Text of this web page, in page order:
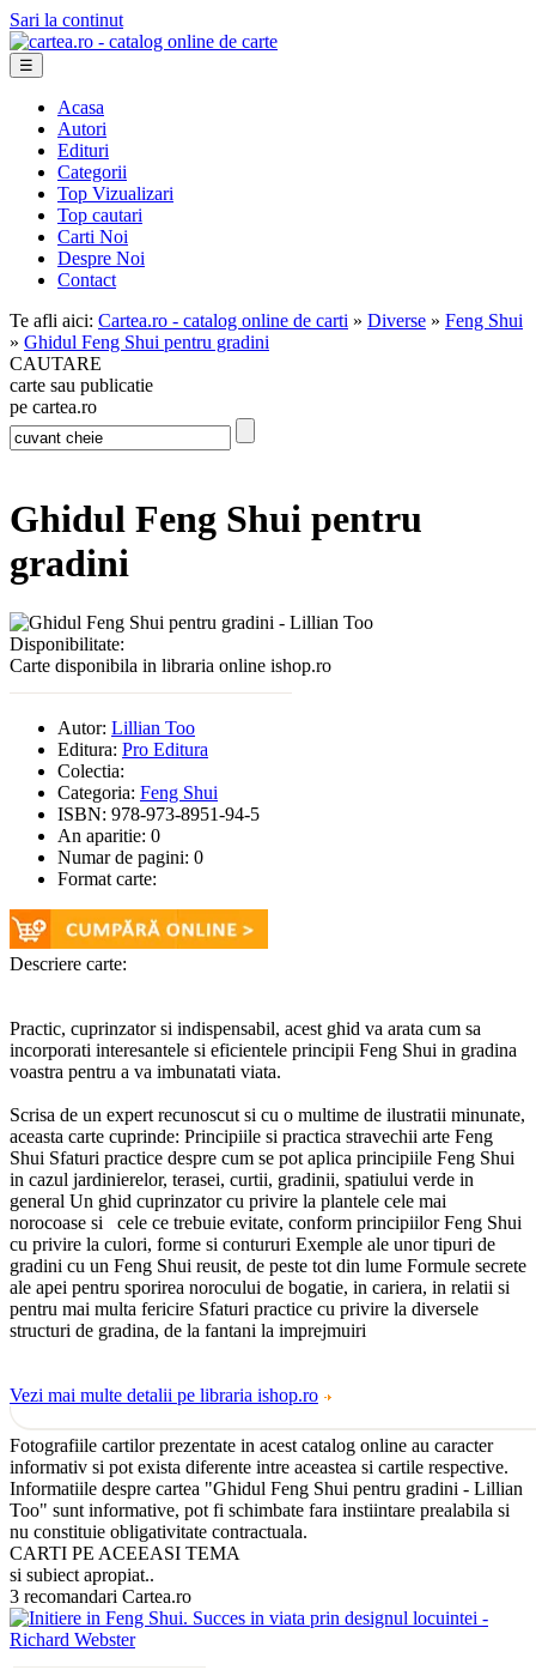
Sari la continut
☰
Acasa
Autori
Edituri
Categorii
Top Vizualizari
Top cautari
Carti Noi
Despre Noi
Contact
Te afli aici: Cartea.ro - catalog online de carti » Diverse » Feng Shui
» Ghidul Feng Shui pentru gradini
CAUTARE
carte sau publicatie
pe cartea.ro
Ghidul Feng Shui pentru
gradini
Disponibilitate:
Carte disponibila in libraria online ishop.ro
Autor: Lillian Too
Editura: Pro Editura
Colectia:
Categoria: Feng Shui
ISBN: 978-973-8951-94-5
An aparitie: 0
Numar de pagini: 0
Format carte:
Descriere carte:
Practic, cuprinzator si indispensabil, acest ghid va arata cum sa
incorporati interesantele si eficientele principii Feng Shui in gradina
voastra pentru a va imbunatati viata.
Scrisa de un expert recunoscut si cu o multime de ilustratii minunate,
aceasta carte cuprinde: Principiile si practica stravechii arte Feng
Shui Sfaturi practice despre cum se pot aplica principiile Feng Shui
in cazul jardinierelor, terasei, curtii, gradinii, spatiului verde in
general Un ghid cuprinzator cu privire la plantele cele mai
norocoase si cele ce trebuie evitate, conform principiilor Feng Shui
cu privire la culori, forme si contururi Exemple ale unor tipuri de
gradini cu un Feng Shui reusit, de peste tot din lume Formule secrete
ale apei pentru sporirea norocului de bogatie, in cariera, in relatii si
pentru mai multa fericire Sfaturi practice cu privire la diversele
structuri de gradina, de la fantani la imprejmuiri
Vezi mai multe detalii pe libraria ishop.ro
Fotografiile cartilor prezentate in acest catalog online au caracter
informativ si pot exista diferente intre aceastea si cartile respective.
Informatiile despre cartea "Ghidul Feng Shui pentru gradini - Lillian
Too" sunt informative, pot fi schimbate fara instiintare prealabila si
nu constituie obligativitate contractuala.
CARTI PE ACEEASI TEMA
si subiect apropiat..
3 recomandari Cartea.ro